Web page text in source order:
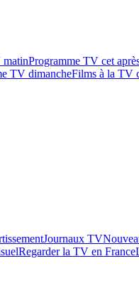
matinProgramme TV cet
TV dimancheFilms à la TV
Journaux TV
Regarder la TV en France